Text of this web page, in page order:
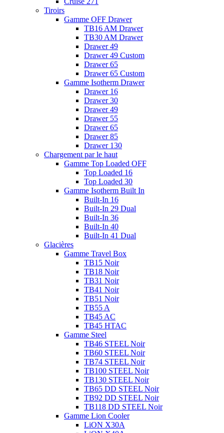
Tiroirs
Gamme OFF Drawer
TB16 AM Drawer
TB30 AM Drawer
Drawer 49
Drawer 49 Custom
Drawer 65
Drawer 65 Custom
Gamme Isotherm Drawer
Drawer 16
Drawer 30
Drawer 49
Drawer 55
Drawer 65
Drawer 85
Drawer 130
Chargement par le haut
Gamme Top Loaded OFF
Top Loaded 16
Top Loaded 30
Gamme Isotherm Built In
Built-In 16
Built-In 29 Dual
Built-In 36
Built-In 40
Built-In 41 Dual
Glacières
Gamme Travel Box
TB15 Noir
TB18 Noir
TB31 Noir
TB41 Noir
TB51 Noir
TB55 A
TB45 AC
TB45 HTAC
Gamme Steel
TB46 STEEL Noir
TB60 STEEL Noir
TB74 STEEL Noir
TB100 STEEL Noir
TB130 STEEL Noir
TB65 DD STEEL Noir
TB92 DD STEEL Noir
TB118 DD STEEL Noir
Gamme Lion Cooler
LiON X30A